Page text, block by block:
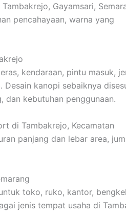
Gayamsari,
pencahayaan, warna yang
kendaraan, pintu masuk,
kanopi sebaiknya
dan kebutuhan penggunaan.
di Tambakrejo, Kecamatan
panjang dan lebar area,
toko, ruko, kantor,
jenis tempat usaha di